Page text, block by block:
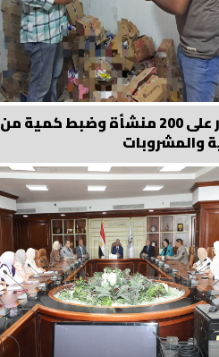
المرور على 200 منشأة وضبط كمية من
والمشروبات